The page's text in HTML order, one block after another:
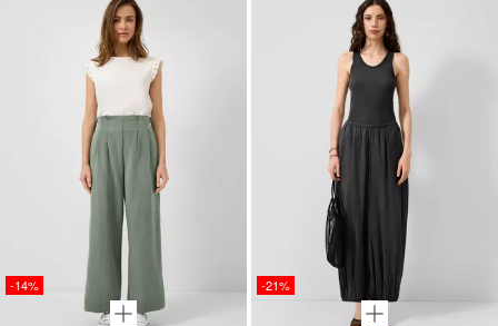
-14% -21%